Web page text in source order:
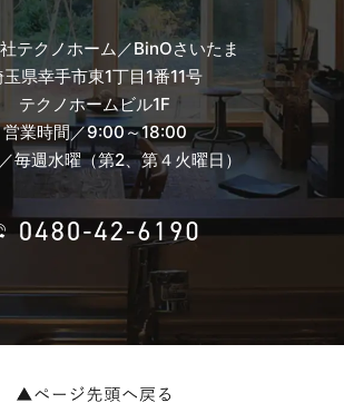
テクノホーム／BinOさいたま
県幸手市東1丁目1番11号
テクノホームビル1F
営業時間／9:00～18:00
毎週水曜（第2、第４火曜日）